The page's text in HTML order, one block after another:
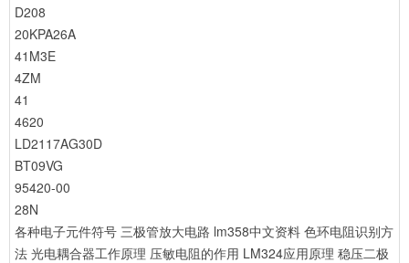
D208
20KPA26A
41M3E
4ZM
41
4620
LD2117AG30D
BT09VG
95420-00
28N
各种电子元件符号 三极管放大电路 lm358中文资料 色环电阻识别方
法 光电耦合器工作原理 压敏电阻的作用 LM324应用原理 稳压二极